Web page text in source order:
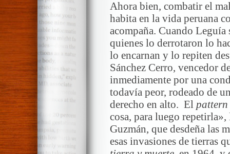
Ahora bien, combatir el
habita en la vida peruana
acompaña. Cuando Leguía
quienes lo derrotaron lo
lo encarnan y lo repiten
Sánchez Cerro, vencedor
inmediamente por una
todavía peor, rodeado de
derecho en alto. El pattern
cosa, para luego
Guzmán, que desdeña las
esas invasiones de tierras